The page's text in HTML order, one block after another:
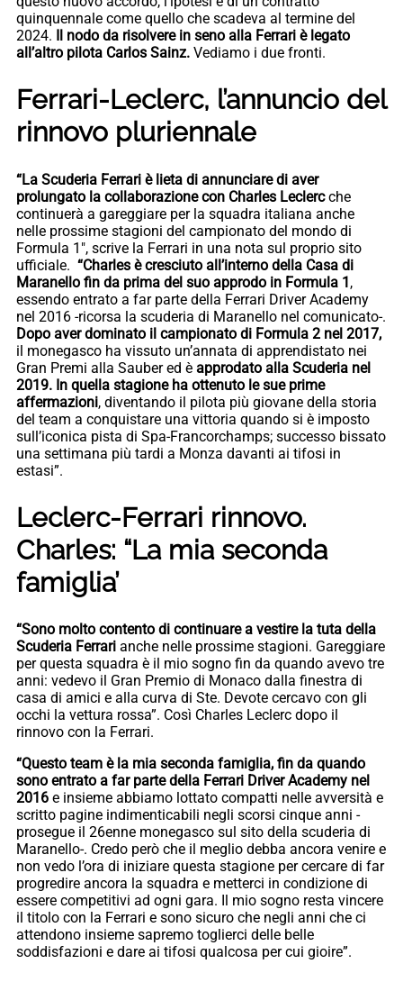
quinquennale come quello che scadeva al termine del
2024. Il nodo da risolvere in seno alla Ferrari è legato
all’altro pilota Carlos Sainz. Vediamo i due fronti.
Ferrari-Leclerc, l’annuncio del
rinnovo pluriennale
“La Scuderia Ferrari è lieta di annunciare di aver
prolungato la collaborazione con Charles Leclercche
continuerà a gareggiare per la squadra italiana anche
nelle prossime stagioni del campionato del mondo di
Formula 1″, scrive la Ferrari in una nota sul proprio sito
ufficiale. “Charles è cresciuto all’interno della Casa di
Maranello fin da prima del suo approdo in Formula 1,
essendo entrato a far parte della Ferrari Driver Academy
nel 2016 -ricorsa la scuderia di Maranello nel comunicato-.
Dopo aver dominato il campionato di Formula 2 nel 2017,
il monegasco ha vissuto un’annata di apprendistato nei
Gran Premi alla Sauber ed è approdato alla Scuderia nel
2019. In quella stagione ha ottenuto le sue prime
affermazioni, diventando il pilota più giovane della storia
del team a conquistare una vittoria quando si è imposto
sull’iconica pista di Spa-Francorchamps; successo bissato
una settimana più tardi a Monza davanti ai tifosi in
estasi”.
Leclerc-Ferrari rinnovo.
Charles: “La mia seconda
famiglia’
“Sono molto contento di continuare a vestire la tuta della
Scuderia Ferrari anche nelle prossime stagioni. Gareggiare
per questa squadra è il mio sogno fin da quando avevo tre
anni: vedevo il Gran Premio di Monaco dalla finestra di
casa di amici e alla curva di Ste. Devote cercavo con gli
occhi la vettura rossa”. Così Charles Leclerc dopo il
rinnovo con la Ferrari.
“Questo team è la mia seconda famiglia, fin da quando
sono entrato a far parte della Ferrari Driver Academy nel
2016 e insieme abbiamo lottato compatti nelle avversità e
scritto pagine indimenticabili negli scorsi cinque anni -
prosegue il 26enne monegasco sul sito della scuderia di
Maranello-. Credo però che il meglio debba ancora venire e
non vedo l’ora di iniziare questa stagione per cercare di far
progredire ancora la squadra e metterci in condizione di
essere competitivi ad ogni gara. Il mio sogno resta vincere
il titolo con la Ferrari e sono sicuro che negli anni che ci
attendono insieme sapremo toglierci delle belle
soddisfazioni e dare ai tifosi qualcosa per cui gioire”.